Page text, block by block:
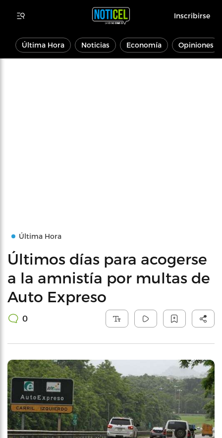
Inscribirse
Última Hora Noticias Economía Opiniones
Última Hora
Últimos días para acogerse
a la amnistía por multas de
Auto Expreso
0